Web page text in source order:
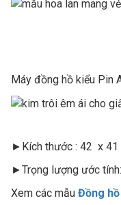
Máy đồng hồ kiểu Pin
►Kích thước : 42 x 41
►Trọng lượng ước
Xem các mẫu Đồng